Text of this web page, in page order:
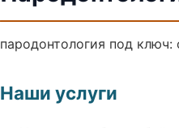
пародонтология под
Наши услуги